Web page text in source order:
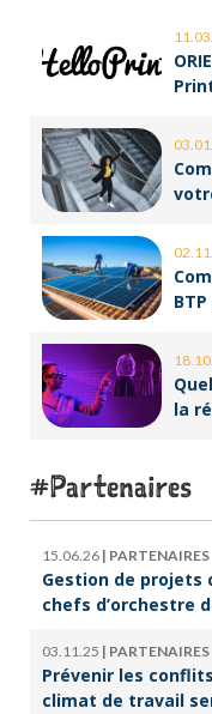
la
Partenaires
15.06.26 | PARTENAIRES
Gestion de projets
chefs d’orchestre
03.11.25 | PARTENAIRES
Prévenir les
climat de travail